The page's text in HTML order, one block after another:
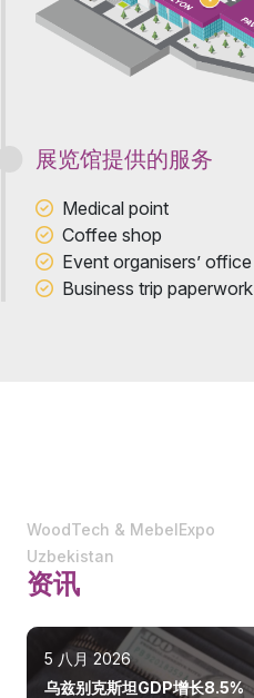
展览馆提供的服务
Medical point
Coffee shop
Event organisers’ office
Business trip paperwork
WoodTech & MebelExpo
Uzbekistan
资讯
5 八月 2026
乌兹别克斯坦GDP增长8.5%